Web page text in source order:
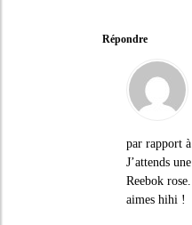
Répondre
par rapport
J’attends
Reebok
aimes hihi !